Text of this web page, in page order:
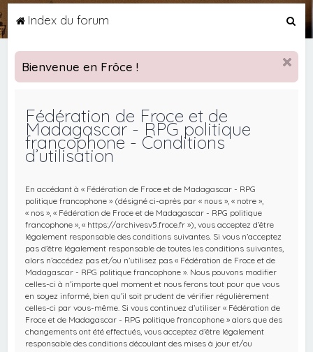
Index du forum
c
h
Bienvenue en Frôce !
Fédération de Froce et de
Madagascar - RPG politique
francophone - Conditions
d’utilisation
En accédant à « Fédération de Froce et de Madagascar - RPG
politique francophone » (désigné ci-après par « nous », « notre »,
« nos », « Fédération de Froce et de Madagascar - RPG politique
francophone », « https://archivesv5.froce.fr »), vous acceptez d’être
légalement responsable des conditions suivantes. Si vous n’acceptez
pas d’être légalement responsable de toutes les conditions suivantes,
alors n’accédez pas et/ou n’utilisez pas « Fédération de Froce et de
Madagascar - RPG politique francophone ». Nous pouvons modifier
celles-ci à n’importe quel moment et nous ferons tout pour que vous
en soyez informé, bien qu’il soit prudent de vérifier régulièrement
celles-ci par vous-même. Si vous continuez d’utiliser « Fédération de
Froce et de Madagascar - RPG politique francophone » alors que des
changements ont été effectués, vous acceptez d’être légalement
responsable des conditions découlant des mises à jour et/ou